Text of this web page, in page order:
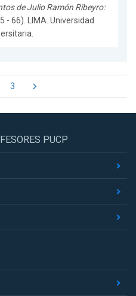
de Julio Ramón Ribeyro:
- 66). LIMA. Universidad
3
PUCP